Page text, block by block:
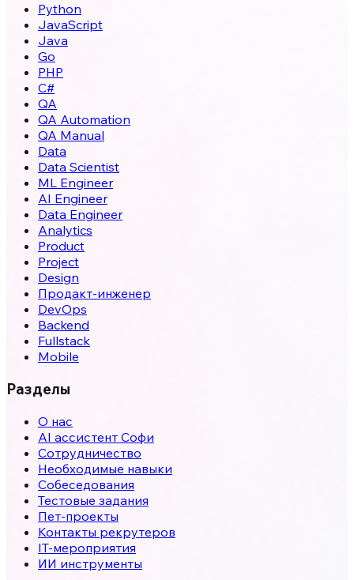
Python
JavaScript
Java
Go
PHP
C#
QA
QA Automation
QA Manual
Data
Data Scientist
ML Engineer
AI Engineer
Data Engineer
Analytics
Product
Project
Design
Продакт-инженер
DevOps
Backend
Fullstack
Mobile
Разделы
О нас
AI ассистент Софи
Сотрудничество
Необходимые навыки
Собеседования
Тестовые задания
Пет-проекты
Контакты рекрутеров
IT-мероприятия
ИИ инструменты